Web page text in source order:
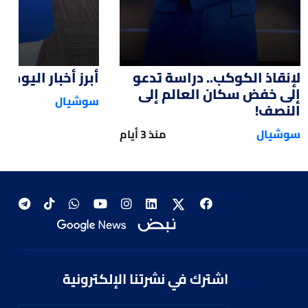
لإنقاذ الكوكب.. دراسة تدعو
إلى خفض سكان العالم إلى
النصف!
سوشيال منذ 3 أيام
أبرز أخبار اليوم
سوشيال
اشترك في نشرتنا الإلكترونية